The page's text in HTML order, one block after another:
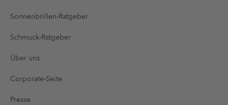
Sonnenbrillen-Ratgeber
Schmuck-Ratgeber
Über uns
Corporate-Seite
Presse